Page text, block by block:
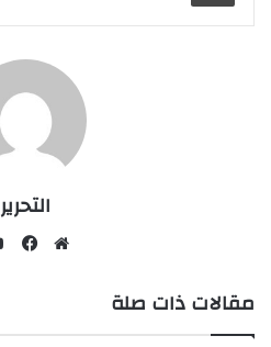
التحرير
مقالات ذات صلة